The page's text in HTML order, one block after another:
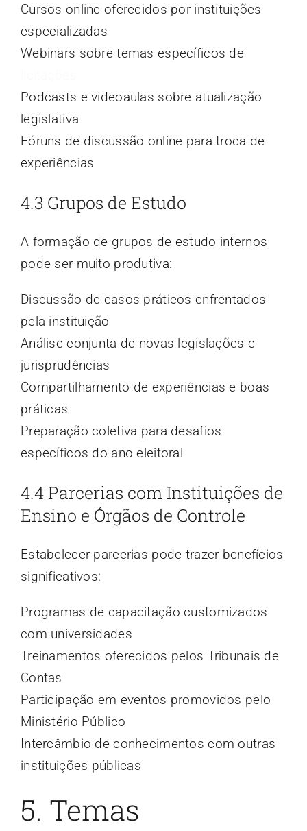
Cursos online oferecidos por instituições
especializadas
Webinars sobre temas específicos de
Podcasts e videoaulas sobre atualização
legislativa
Fóruns de discussão online para troca de
experiências
4.3 Grupos de Estudo
A formação de grupos de estudo internos
pode ser muito produtiva:
Discussão de casos práticos enfrentados
pela instituição
Análise conjunta de novas legislações e
jurisprudências
Compartilhamento de experiências e boas
práticas
Preparação coletiva para desafios
específicos do ano eleitoral
4.4 Parcerias com Instituições de
Ensino e Órgãos de Controle
Estabelecer parcerias pode trazer benefícios
significativos:
Programas de capacitação customizados
com universidades
Treinamentos oferecidos pelos Tribunais de
Contas
Participação em eventos promovidos pelo
Ministério Público
Intercâmbio de conhecimentos com outras
instituições públicas
5. Temas